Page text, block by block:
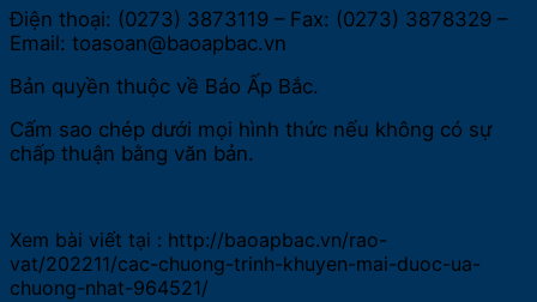
Điện thoại: (0273) 3873119 – Fax: (0273) 3878329 –
Email: toasoan@baoapbac.vn
Bản quyền thuộc về Báo Ấp Bắc.
Cấm sao chép dưới mọi hình thức nếu không có sự
chấp thuận bằng văn bản.
Xem bài viết tại : http://baoapbac.vn/rao-
vat/202211/cac-chuong-trinh-khuyen-mai-duoc-ua-
chuong-nhat-964521/